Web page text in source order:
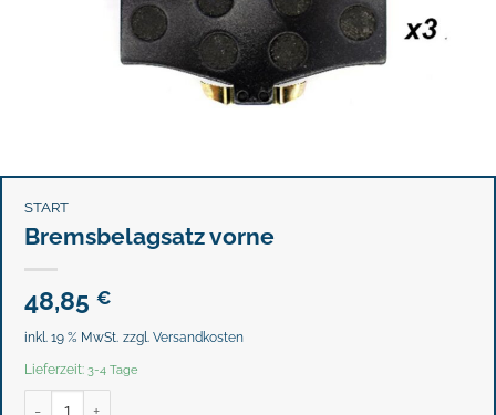
START
Bremsbelagsatz vorne
48,85 €
inkl. 19 % MwSt. zzgl. Versandkosten
Lieferzeit: 3-4 Tage